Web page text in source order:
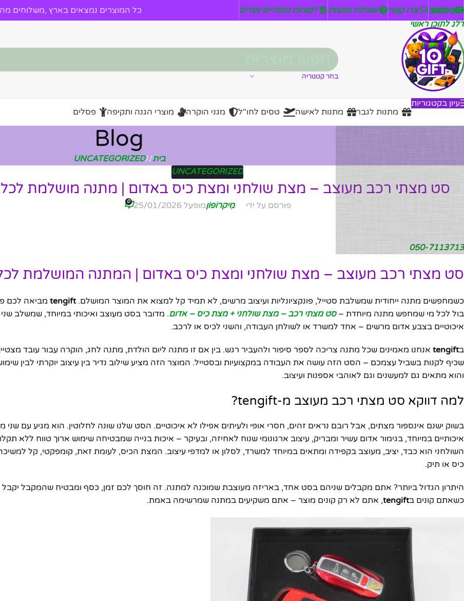
דלג לניווט
דלג לתוכן ראשי
ניזלטר צרו קשר שאלות נפוצות לקוחות מוסדיים וועדים כל המוצרים נמצאים בארץ ,משלוחים
בחר קטגוריה
עיון בקטגוריות
מתנות לגבר
מתנות לאישה טסים לחו"ל מגני הוקרה מוצרי הגנה ותקיפה פסלים
Blog
בית/
UNCATEGORIZED
UNCATEGORIZED
סט מצתי רכב מעוצב – מצת שולחני ומצת כיס באדום | מתנה מושלמת לכל
פורסם על ידי מִיקרוֹפוֹןמופעל 25/01/2026 0
050-7113713
סט מצתי רכב מעוצב – מצת שולחני ומצת כיס באדום | המתנה המושלמת
כשמחפשים מתנה ייחודית שמשלבת סטייל, פונקציונליות ועיצוב מרשים, לא תמיד קל למצוא את המוצר המושלם.tengift מביאה לכם
בול לכל מי שמחפש מתנה מיוחדת –סט מצתי רכב – מצת שולחני + מצת כיס – אדום. מדובר בסט מעוצב ואיכותי במיוחד, שמשלב
איכוטיים בצבע אדום מרשים – אחד למשרד או לשולחן העבודה, והשני לכיס או לרכב.
בtengift אנחנו מאמינים שכל מתנה צריכה לספר סיפור ולהעביר רגש. בין אם זו מתנה ליום הולדת, מתנה לחג, הוקרה עבור עובד
שכיף לקנות בשביל עצמכם – הסט הזה עושה את העבודה במקצועיות ובסטייל. המוצר הזה מציע שילוב נדיר בין עיצוב יוקרתי לבין
והוא מתאים גם למעשנים וגם לאוהבי אספנות ועיצוב.
למה דווקא סט מצתי רכב מעוצב מ-tengift?
בשוק ישנם אינספור מצתים, אבל רובם נראים זהים, חסרי אופי ולעיתים אפילו לא איכוטיים. הסט שלנו שונה לחלוטין. הוא מגיע עם שני
איכותיים במיוחד, בגימור אדום עשיר ומבריק, עיצוב ארגונומי שנוח לאחיזה, ובעיקר – איכות בנייה שמבטיחה שימוש ארוך טווח ללא
השולחני הוא כבד, יציב, מעוצב בקפידה ומתאים במיוחד למשרד, לסלון או למדפי עיצוב. המצת הכיס, לעומת זאת, קומפקטי, קל
כיס או תיק.
היתרון הגדול ביותר? אתם מקבלים שניהם בסט אחד, באריזה מעוצבת שמוכנה למתנה. זה חוסך לכם זמן, כסף ומבטיח שהמקבל יקבל
כשאתם קונים בtengift, אתם לא רק קונים מוצר – אתם משקיעים במתנה שמרשימה באמת.